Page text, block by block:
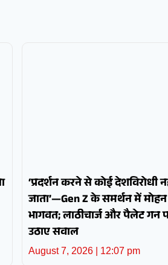
‘प्रदर्शन करने से कोई देशविरोधी
जाता’—Gen Z के समर्थन में मोहन
भागवत; लाठीचार्ज और पैलेट गन
उठाए सवाल
August 7, 2026 12:07 pm